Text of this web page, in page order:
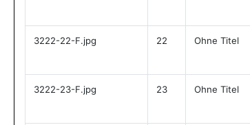
3222-22-F.jpg 22 Ohne Titel
3222-23-F.jpg 23 Ohne Titel